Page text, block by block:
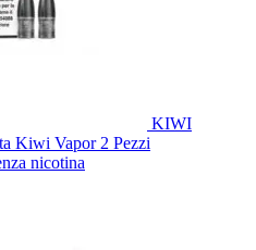
KIWI
Kiwi Vapor 2 Pezzi
nicotina